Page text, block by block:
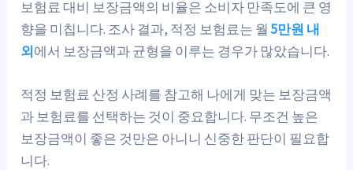
보험료 대비 보장금액의 비율은 소비자 만족도에 큰 영
향을 미칩니다. 조사 결과, 적정 보험료는 월5만원 내
외에서 보장금액과 균형을 이루는 경우가 많았습니다.
적정 보험료 산정 사례를 참고해 나에게 맞는 보장금액
과 보험료를 선택하는 것이 중요합니다. 무조건 높은
보장금액이 좋은 것만은 아니니 신중한 판단이 필요합
니다.